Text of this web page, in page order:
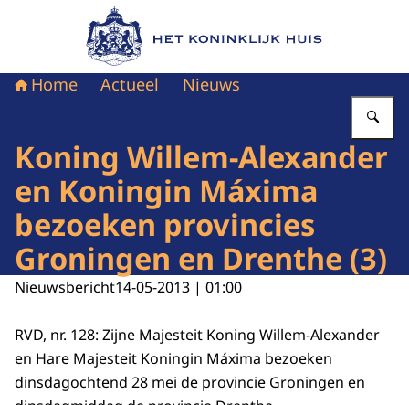
Naar de homepage van Het Koninklijk Huis
Home Actueel Nieuws
Koning Willem-Alexander
en Koningin Máxima
bezoeken provincies
Groningen en Drenthe (3)
Nieuwsbericht14-05-2013 | 01:00
RVD, nr. 128: Zijne Majesteit Koning Willem-Alexander
en Hare Majesteit Koningin Máxima bezoeken
dinsdagochtend 28 mei de provincie Groningen en